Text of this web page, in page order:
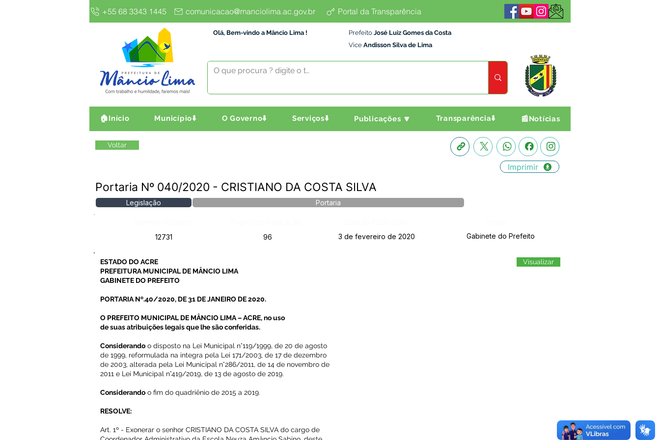
+55 68 3343 1445 comunicacao@manciolima.ac.gov.br Portal da Transparência
Olá, Bem-vindo a Mâncio Lima ! Prefeito José Luiz Gomes da Costa
Vice Andisson Silva de Lima
🏠Início Município⬇️ O Governo⬇️ Serviços⬇️ Publicações 🔽 Transparência⬇️ 📰Notícias
Voltar
Imprimir
Portaria Nº 040/2020 - CRISTIANO DA COSTA SILVA
Legislação Portaria
12731
96 3 de fevereiro de 2020 Gabinete do Prefeito
ESTADO DO ACRE
PREFEITURA MUNICIPAL DE MÂNCIO LIMA
GABINETE DO PREFEITO
PORTARIA Nº.40/2020, DE 31 DE JANEIRO DE 2020.
O PREFEITO MUNICIPAL DE MÂNCIO LIMA – ACRE, no uso
de suas atribuições legais que lhe são conferidas.
Considerando o disposto na Lei Municipal n°119/1999, de 20 de agosto
de 1999, reformulada na integra pela Lei 171/2003, de 17 de dezembro
de 2003, alterada pela Lei Municipal n°286/2011, de 14 de novembro de
2011 e Lei Municipal n°419/2019, de 13 de agosto de 2019.
Considerando o fim do quadriênio de 2015 a 2019.
RESOLVE:
Art. 1º - Exonerar o senhor CRISTIANO DA COSTA SILVA do cargo de
Visualizar